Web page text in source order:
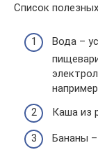
Список
Вода –
Каша из
Бананы